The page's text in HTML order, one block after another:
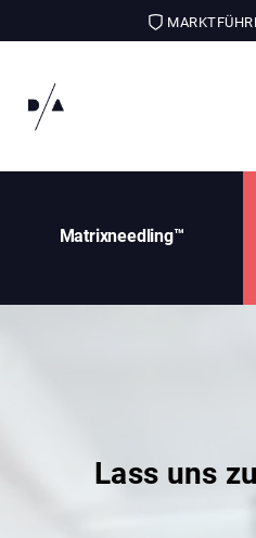
Matrixneedling™
Lass uns